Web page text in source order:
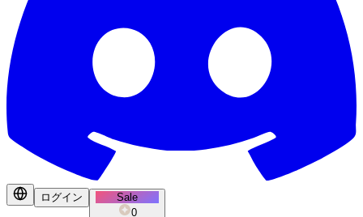
ログイン
Sale
0